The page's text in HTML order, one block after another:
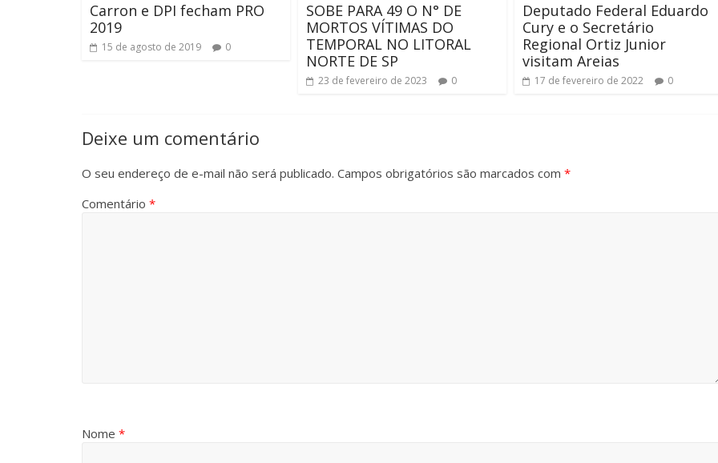
Carron e DPI fecham PRO
2019
15 de agosto de 2019 0
SOBE PARA 49 O N° DE
MORTOS VÍTIMAS DO
TEMPORAL NO LITORAL
NORTE DE SP
23 de fevereiro de 2023 0
Deputado Federal Eduardo
Cury e o Secretário
Regional Ortiz Junior
visitam Areias
17 de fevereiro de 2022 0
Deixe um comentário
O seu endereço de e-mail não será publicado. Campos obrigatórios são marcados com *
Comentário *
Nome *